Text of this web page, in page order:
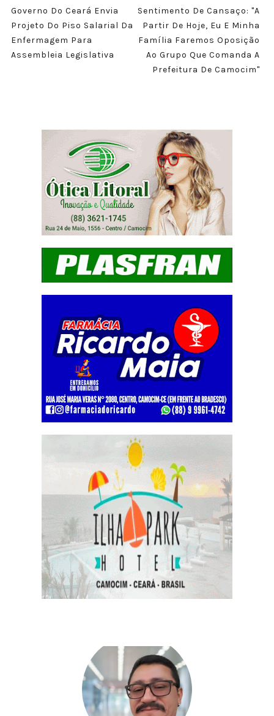
Governo Do Ceará Envia
Projeto Do Piso Salarial Da
Enfermagem Para
Assembleia Legislativa
Sentimento De Cansaço: "a
Partir De Hoje, Eu E Minha
Família Faremos Oposição
Ao Grupo Que Comanda A
Prefeitura De Camocim"